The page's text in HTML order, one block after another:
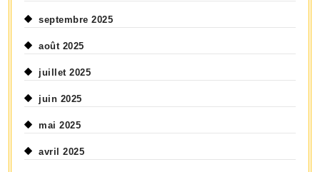
septembre 2025
août 2025
juillet 2025
juin 2025
mai 2025
avril 2025